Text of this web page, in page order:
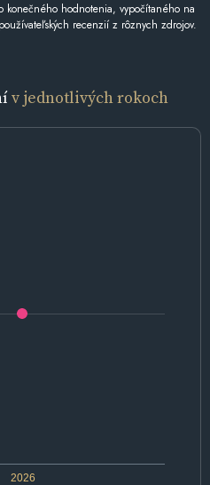
konečného hodnotenia, vypočítaného na
recenzií z rôznych zdrojov.
v jednotlivých rokoch
2026